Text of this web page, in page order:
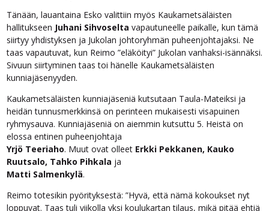
Tänään, lauantaina Esko valittiin myös Kaukametsäläisten
hallitukseen Juhani Sihvoselta vapautuneelle paikalle, kun tämä
siirtyy yhdistyksen ja Jukolan johtoryhmän puheenjohtajaksi. Ne
taas vapautuvat, kun Reimo ”eläköityi” Jukolan vanhaksi-isännäksi.
Sivuun siirtyminen taas toi hänelle Kaukametsäläisten
kunniajäsenyyden.
Kaukametsäläisten kunniajäseniä kutsutaan Taula-Mateiksi ja
heidän tunnusmerkkinsä on perinteen mukaisesti visapuinen
ryhmysauva. Kunniajäseniä on aiemmin kutsuttu 5. Heistä on
elossa entinen puheenjohtaja
Yrjö Teeriaho. Muut ovat olleet Erkki Pekkanen, Kauko
Ruutsalo, Tahko Pihkala ja
Matti Salmenkylä.
Reimo totesikin pyörityksestä: ”Hyvä, että nämä kokoukset nyt
loppuvat. Taas tuli viikolla yksi koulukartan tilaus, mikä pitää ehtiä